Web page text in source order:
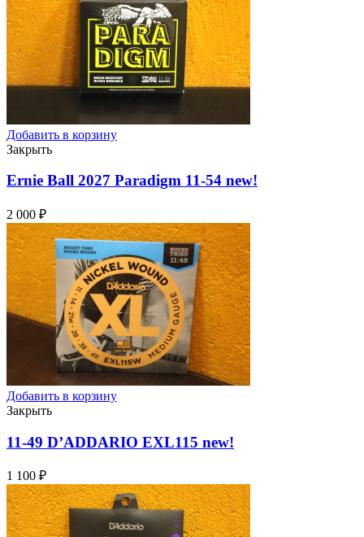
Добавить в корзину
Закрыть
Ernie Ball 2027 Paradigm 11-54 new!
2 000 ₽
Добавить в корзину
Закрыть
11-49 D’ADDARIO EXL115 new!
1 100 ₽